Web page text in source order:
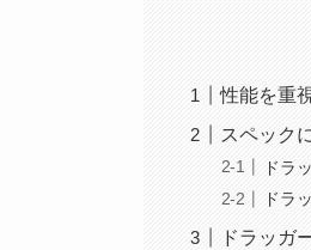
性能を重
スペック
ドラ
ドラ
ドラッガ